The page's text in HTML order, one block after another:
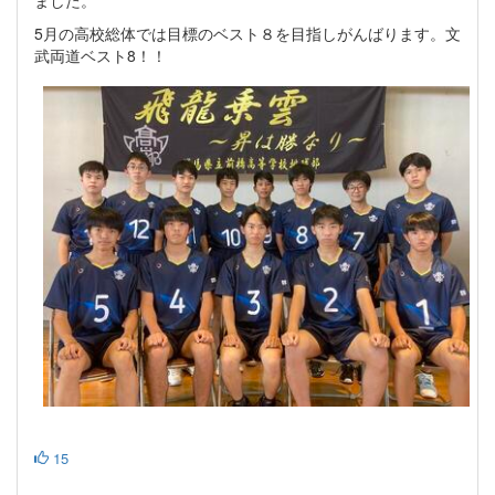
5月の高校総体では目標のベスト８を目指しがんばります。文
武両道ベスト8！！
15